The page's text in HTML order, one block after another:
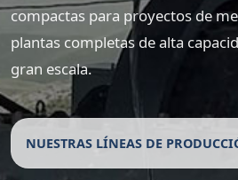
compactas para proyectos de
plantas completas de alta
gran escala.
NUESTRAS LÍNEAS DE